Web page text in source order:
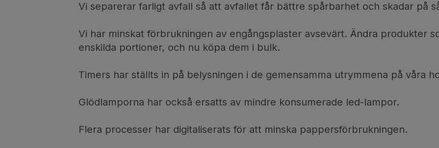
Vi separerar farligt avfall så att avfallet får bättre spårbarhet och skadar på
Vi har minskat förbrukningen av engångsplaster avsevärt. Ändra produkter
enskilda portioner, och nu köpa dem i bulk.
Timers har ställts in på belysningen i de gemensamma utrymmena på våra
Glödlamporna har också ersatts av mindre konsumerade led-lampor.
Flera processer har digitaliserats för att minska pappersförbrukningen.